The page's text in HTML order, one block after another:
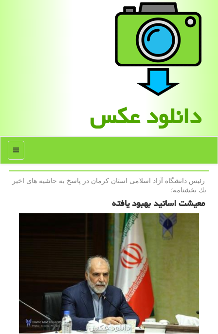
دانلود عكس
منو
رئیس دانشگاه آزاد اسلامی استان كرمان در پاسخ به حاشیه های اخیر
یك بخشنامه؛
معیشت اساتید بهبود یافته